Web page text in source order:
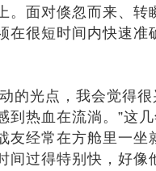
。面对倏忽而来、转
在很短时间内快速准
光点，我会觉得很
到热血在流淌。”这
友经常在方舱里一坐
间过得特别快，好像